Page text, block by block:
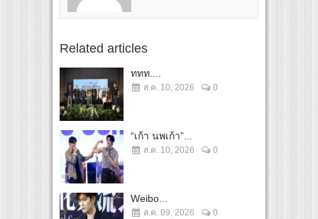
Related articles
ททท....
ส.ค. 10, 2026 0
“เก้า นพเก้า”...
ส.ค. 10, 2026 0
Weibo...
ส.ค. 09, 2026 0